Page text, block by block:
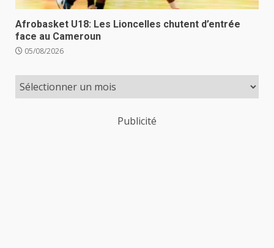
Afrobasket U18: Les Lioncelles chutent d’entrée
face au Cameroun
05/08/2026
Publicité